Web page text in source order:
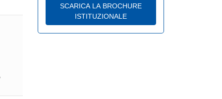
SCARICA LA BROCHURE
ISTITUZIONALE